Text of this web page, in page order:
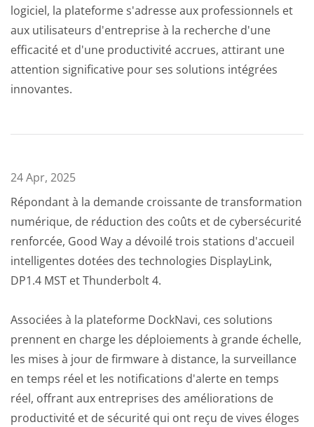
logiciel, la plateforme s'adresse aux professionnels et
aux utilisateurs d'entreprise à la recherche d'une
efficacité et d'une productivité accrues, attirant une
attention significative pour ses solutions intégrées
innovantes.
24 Apr, 2025
Répondant à la demande croissante de transformation
numérique, de réduction des coûts et de cybersécurité
renforcée, Good Way a dévoilé trois stations d'accueil
intelligentes dotées des technologies DisplayLink,
DP1.4 MST et Thunderbolt 4.
Associées à la plateforme DockNavi, ces solutions
prennent en charge les déploiements à grande échelle,
les mises à jour de firmware à distance, la surveillance
en temps réel et les notifications d'alerte en temps
réel, offrant aux entreprises des améliorations de
productivité et de sécurité qui ont reçu de vives éloges